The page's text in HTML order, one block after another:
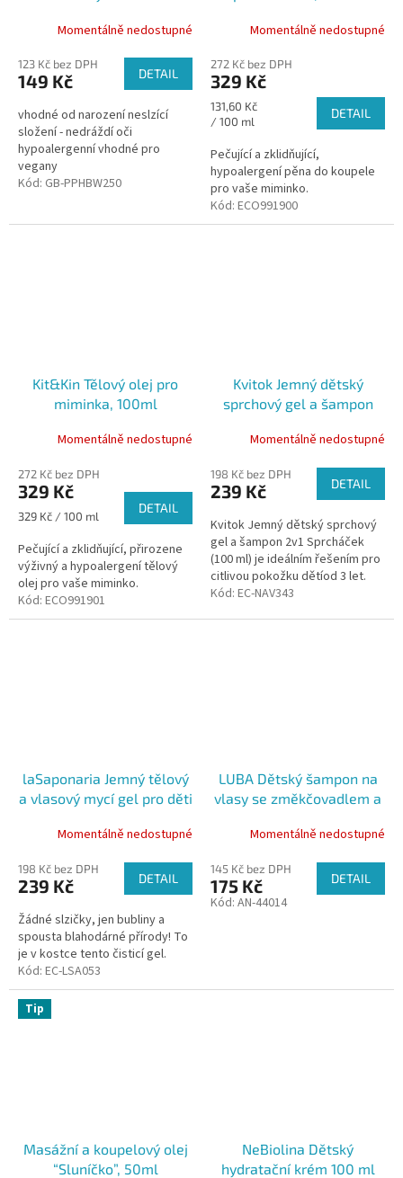
Momentálně nedostupné
123 Kč bez DPH
149 Kč DETAIL
vhodné od narození neslzící
složení - nedráždí oči
hypoalergenní vhodné pro
vegany
Kód: GB-PPHBW250
Momentálně nedostupné
272 Kč bez DPH
329 Kč
Měrná
cena:
131,60 Kč
/ 100 ml
DETAIL
Pečující a zklidňující,
hypoalergení pěna do koupele
pro vaše miminko.
Kód: ECO991900
Kit&Kin Tělový olej pro
miminka, 100ml
Momentálně nedostupné
272 Kč bez DPH
329 Kč
Měrná
329 Kč / 100 ml
DETAIL
Pečující a zklidňující, přirozene
výživný a hypoalergení tělový
olej pro vaše miminko.
Kód: ECO991901
Kvitok Jemný dětský
sprchový gel a šampon
Momentálně nedostupné
198 Kč bez DPH
239 Kč DETAIL
Kvitok Jemný dětský sprchový
gel a šampon 2v1 Sprcháček
(100 ml) je ideálním řešením pro
citlivou pokožku dětíod 3 let.
Kód: EC-NAV343
laSaponaria Jemný tělový
a vlasový mycí gel pro děti
Momentálně nedostupné
198 Kč bez DPH
239 Kč DETAIL
Žádné slzičky, jen bubliny a
spousta blahodárné přírody! To
je v kostce tento čisticí gel.
Kód: EC-LSA053
LUBA Dětský šampon na
vlasy se změkčovadlem a
Momentálně nedostupné
145 Kč bez DPH
175 Kč DETAIL
Kód: AN-44014
Tip
Masážní a koupelový olej
“Sluníčko”, 50ml
NeBiolina Dětský
hydratační krém 100 ml